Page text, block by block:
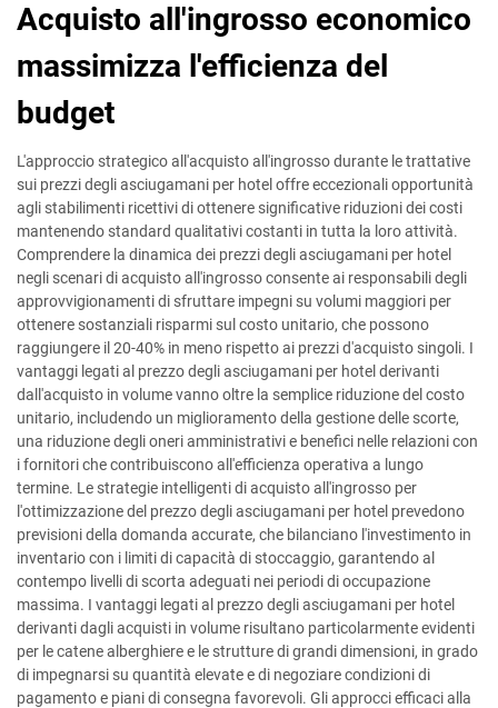
Acquisto all'ingrosso economico
massimizza l'efficienza del
budget
L'approccio strategico all'acquisto all'ingrosso durante le trattative
sui prezzi degli asciugamani per hotel offre eccezionali opportunità
agli stabilimenti ricettivi di ottenere significative riduzioni dei costi
mantenendo standard qualitativi costanti in tutta la loro attività.
Comprendere la dinamica dei prezzi degli asciugamani per hotel
negli scenari di acquisto all'ingrosso consente ai responsabili degli
approvvigionamenti di sfruttare impegni su volumi maggiori per
ottenere sostanziali risparmi sul costo unitario, che possono
raggiungere il 20-40% in meno rispetto ai prezzi d'acquisto singoli. I
vantaggi legati al prezzo degli asciugamani per hotel derivanti
dall'acquisto in volume vanno oltre la semplice riduzione del costo
unitario, includendo un miglioramento della gestione delle scorte,
una riduzione degli oneri amministrativi e benefici nelle relazioni con
i fornitori che contribuiscono all'efficienza operativa a lungo
termine. Le strategie intelligenti di acquisto all'ingrosso per
l'ottimizzazione del prezzo degli asciugamani per hotel prevedono
previsioni della domanda accurate, che bilanciano l'investimento in
inventario con i limiti di capacità di stoccaggio, garantendo al
contempo livelli di scorta adeguati nei periodi di occupazione
massima. I vantaggi legati al prezzo degli asciugamani per hotel
derivanti dagli acquisti in volume risultano particolarmente evidenti
per le catene alberghiere e le strutture di grandi dimensioni, in grado
di impegnarsi su quantità elevate e di negoziare condizioni di
pagamento e piani di consegna favorevoli. Gli approcci efficaci alla